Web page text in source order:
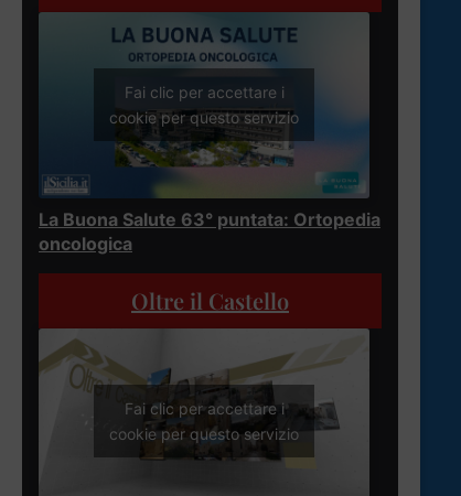
Fai clic per accettare i
cookie per questo servizio
La Buona Salute 63° puntata: Ortopedia
oncologica
Oltre il Castello
Fai clic per accettare i
cookie per questo servizio